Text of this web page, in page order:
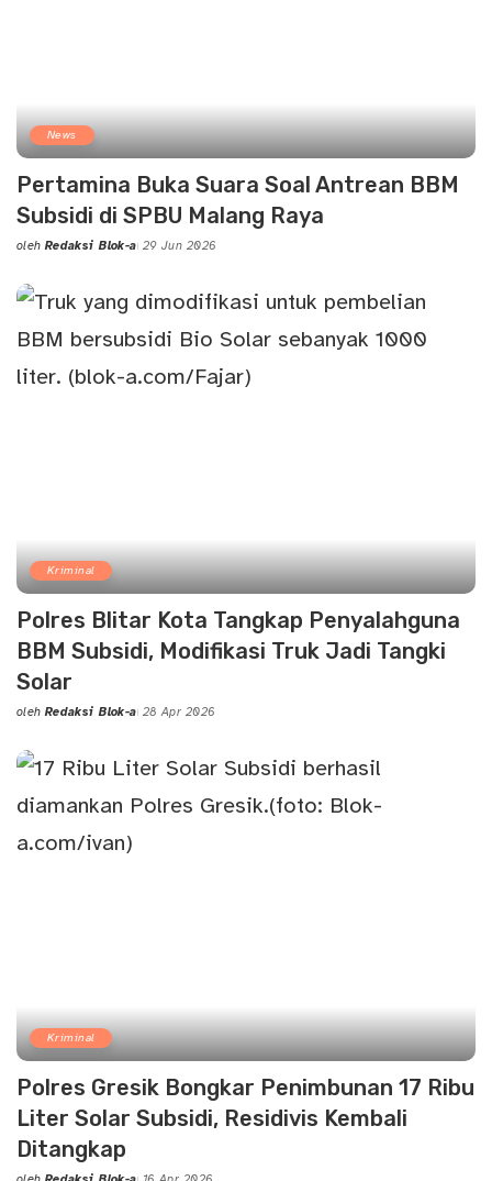
News
Pertamina Buka Suara Soal Antrean BBM
Subsidi di SPBU Malang Raya
Posted
oleh Redaksi Blok-a 29 Jun 2026
Kriminal
Polres Blitar Kota Tangkap Penyalahguna
BBM Subsidi, Modifikasi Truk Jadi Tangki
Solar
Posted
oleh Redaksi Blok-a 28 Apr 2026
Kriminal
Polres Gresik Bongkar Penimbunan 17 Ribu
Liter Solar Subsidi, Residivis Kembali
Ditangkap